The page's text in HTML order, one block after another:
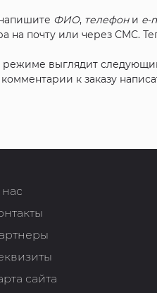
ФИО, телефони e-
почту или через СМС.
выглядит
к заказу
сайта